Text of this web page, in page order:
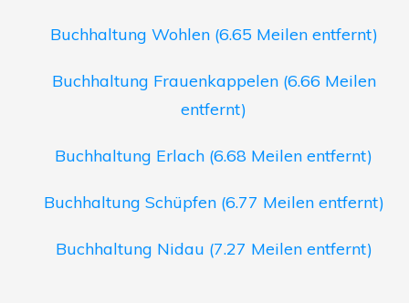
Buchhaltung Wohlen (6.65 Meilen entfernt)
Buchhaltung Frauenkappelen (6.66 Meilen
entfernt)
Buchhaltung Erlach (6.68 Meilen entfernt)
Buchhaltung Schüpfen (6.77 Meilen entfernt)
Buchhaltung Nidau (7.27 Meilen entfernt)